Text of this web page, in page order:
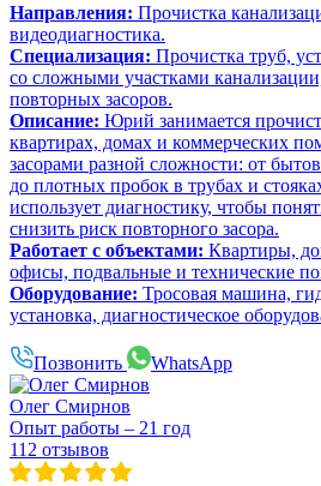
Направления: Прочистка
видеодиагностика.
Специализация: Прочистка труб,
со сложными участками
повторных засоров.
Описание: Юрий занимается
квартирах, домах и коммерческих
засорами разной сложности: от
до плотных пробок в трубах и
использует диагностику, чтобы
снизить риск повторного засора.
Работает с объектами: Квартиры,
офисы, подвальные и технические
Оборудование: Тросовая машина,
установка, диагностическое
Позвонить WhatsApp
Олег Смирнов
Опыт работы – 21 год
112 отзывов